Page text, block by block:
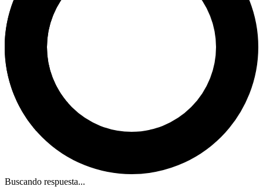
Buscando respuesta...